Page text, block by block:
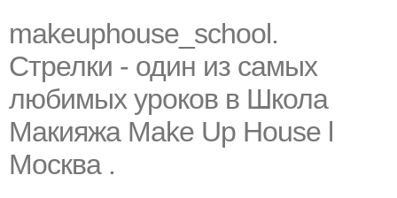
makeuphouse_school.
Стрелки - один из самых
любимых уроков в Школа
Макияжа Make Up House l
Москва .